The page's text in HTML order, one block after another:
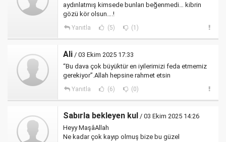
aydınlatmış kimsede bunları beğenmedi… kibrin
gözü kör olsun….!
Yanıtla (5) (1)
Ali / 03 Ekim 2025 17:33
“Bu dava çok büyüktür en iyilerimizi feda etmemiz
gerekiyor”.Allah hepsine rahmet etsin
Yanıtla (6) (0)
Sabırla bekleyen kul / 03 Ekim 2025 14:26
Heyy MaşâAllah
Ne kadar çok kayıp olmuş bize bu güzel